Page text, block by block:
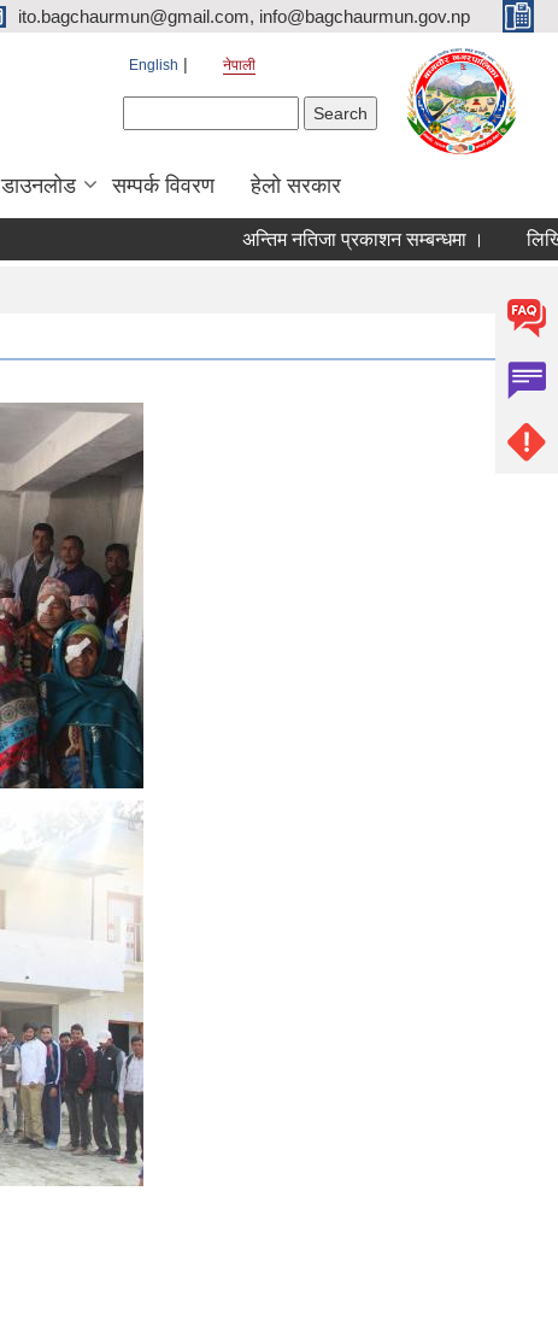
ito.bagchaurmun@gmail.com, info@bagchaurmun.gov.np
English नेपाली
डाउनलोड सम्पर्क विवरण हेलो सरकार
अन्तिम नतिजा प्रकाशन सम्बन्धमा । लिखित